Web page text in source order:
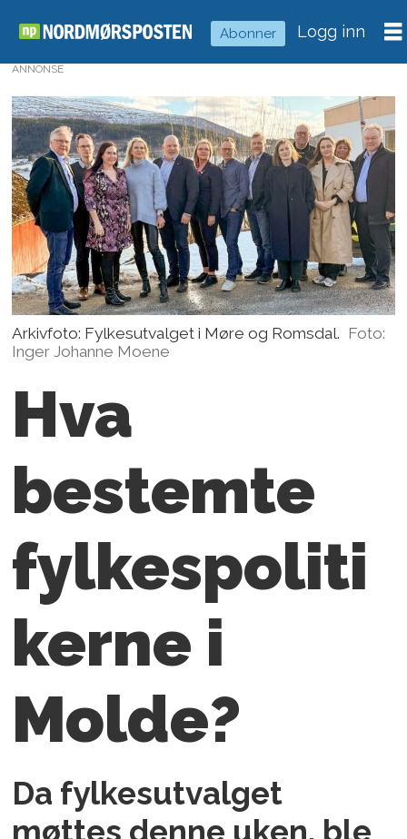
Abonner Logg inn
ANNONSE
Arkivfoto: Fylkesutvalget i Møre og Romsdal. Foto:
Inger Johanne Moene
Hva
bestemte
fylkespoliti
kerne i
Molde?
Da fylkesutvalget
møttes denne uken, ble